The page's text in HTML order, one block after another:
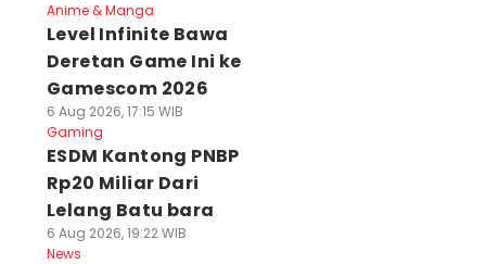
Anime & Manga
Level Infinite Bawa
Deretan Game Ini ke
Gamescom 2026
6 Aug 2026, 17:15 WIB
Gaming
ESDM Kantong PNBP
Rp20 Miliar Dari
Lelang Batu bara
6 Aug 2026, 19:22 WIB
News